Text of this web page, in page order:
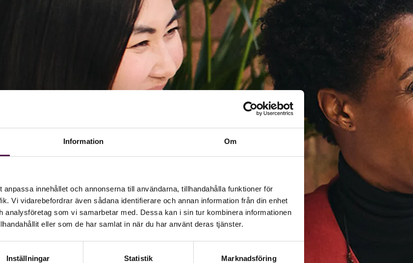
Information Om
innehållet och annonserna till användarna, tillhandahålla funktioner för
Vi vidarebefordrar även sådana identifierare och annan information från din enhet
analysföretag som vi samarbetar med. Dessa kan i sin tur kombinera informationen
eller som de har samlat in när du har använt deras tjänster.
Inställningar Statistik Marknadsföring